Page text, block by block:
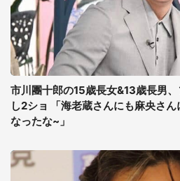
市川團十郎の15歳長女&13歳長男
し2ショ 「海老蔵さんにも麻央さ
なったな~」